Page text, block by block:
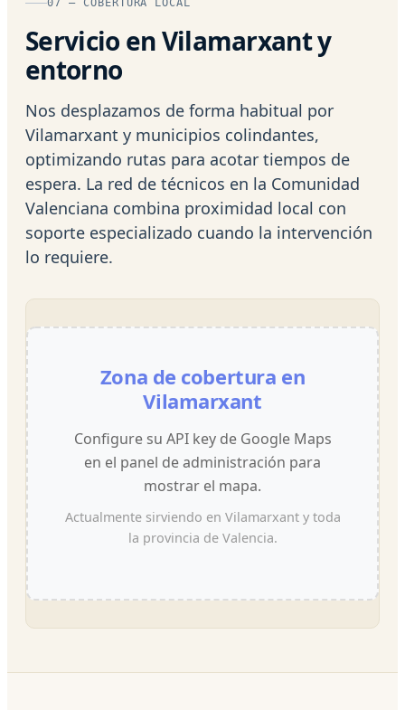
Servicio en Vilamarxant y
entorno
Nos desplazamos de forma habitual por
Vilamarxant y municipios colindantes,
optimizando rutas para acotar tiempos de
espera. La red de técnicos en la Comunidad
Valenciana combina proximidad local con
soporte especializado cuando la intervención
lo requiere.
Zona de cobertura en
Vilamarxant
Configure su API key de Google Maps
en el panel de administración para
mostrar el mapa.
Actualmente sirviendo en Vilamarxant y toda
la provincia de Valencia.